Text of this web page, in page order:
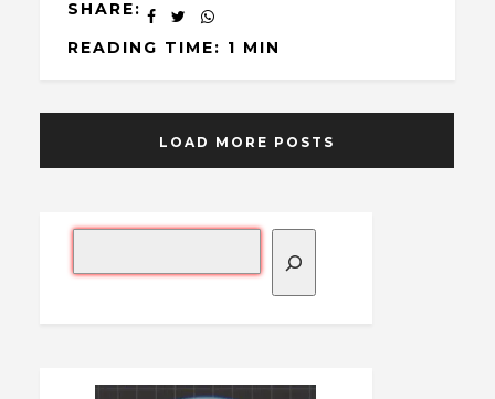
SHARE:
READING TIME: 1 MIN
LOAD MORE POSTS